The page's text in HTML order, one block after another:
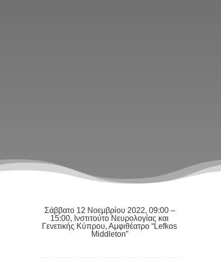
Σάββατο 12 Νοεμβρίου 2022, 09:00 –
15:00, Ινστιτούτο Νευρολογίας και
Γενετικής Κύπρου, Αμφιθέατρο “Lefkos
Middleton”